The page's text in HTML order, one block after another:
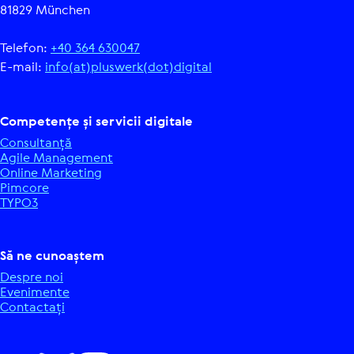
81829 München
Telefon: +40 364 630047
E-mail: info(at)pluswerk(dot)digital
Com­pe­tențe și servicii digitale
Con­sul­tanță
Agile Mana­ge­ment
Online Marketing
Pimcore
TYPO3
Să ne cunoaștem
Despre noi
Eve­ni­mente
Con­tac­tați